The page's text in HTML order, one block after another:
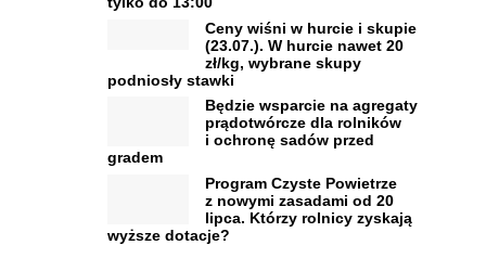
Ceny wiśni w hurcie i skupie
(23.07.). W hurcie nawet 20
zł/kg, wybrane skupy
podniosły stawki
Będzie wsparcie na agregaty
prądotwórcze dla rolników
i ochronę sadów przed
gradem
Program Czyste Powietrze
z nowymi zasadami od 20
lipca. Którzy rolnicy zyskają
wyższe dotacje?